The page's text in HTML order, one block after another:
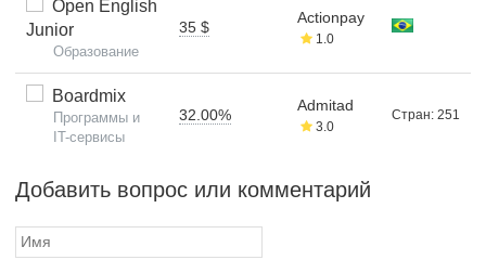
Open English
Junior
Образование
35 $
Actionpay
1.0
Boardmix
Программы и
IT-сервисы
32.00%
Admitad
3.0
Стран: 251
Добавить вопрос или комментарий